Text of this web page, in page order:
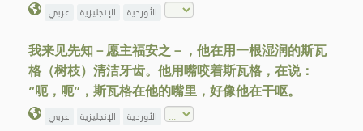
عربي الإنجليزية الأوردية
我来见先知－愿主福安之－，他在用一根湿润的斯瓦
格（树枝）清洁牙齿。他用嘴咬着斯瓦格，在说：
“呃，呃”，斯瓦格在他的嘴里，好像他在干呕。
عربي الإنجليزية الأوردية